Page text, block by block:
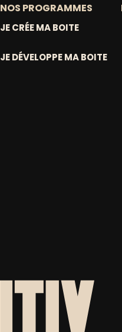
NOS PROGRAMMES
JE CRÉE MA BOITE
JE DÉVELOPPE MA BOITE